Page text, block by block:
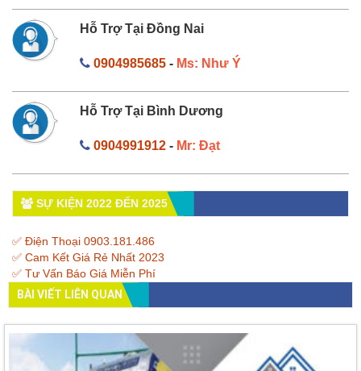
Hỗ Trợ Tại Đồng Nai
0904985685- Ms: Như Ý
Hỗ Trợ Tại Bình Dương
0904991912- Mr: Đạt
SỰ KIỆN 2022 ĐẾN 2025
✅ Điện Thoại 0903.181.486
✅ Cam Kết Giá Rẻ Nhất 2023
✅ Tư Vấn Báo Giá Miễn Phí
BÀI VIẾT LIÊN QUAN